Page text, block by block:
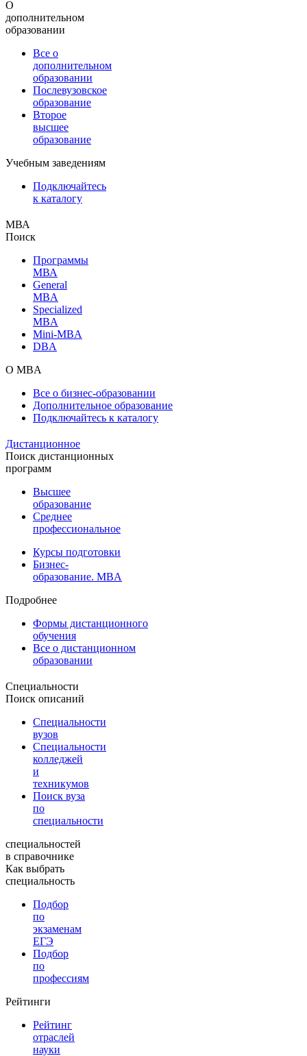
О
дополнительном
образовании
Все о
дополнительном
образовании
Послевузовское
образование
Второе
высшее
образование
Учебным заведениям
Подключайтесь
к каталогу
МВА
Поиск
Программы
МВА
General
MBA
Specialized
MBA
Mini-MBA
DBA
О MBA
Все о бизнес-образовании
Дополнительное образование
Подключайтесь к каталогу
Дистанционное
Поиск дистанционных
программ
Высшее
образование
Среднее
профессиональное
Курсы подготовки
Бизнес-
образование. MBA
Подробнее
Формы дистанционного
обучения
Все о дистанционном
образовании
Специальности
Поиск описаний
Специальности
вузов
Специальности
колледжей
и
техникумов
Поиск вуза
по
специальности
специальностей
в справочнике
Как выбрать
специальность
Подбор
по
экзаменам
ЕГЭ
Подбор
по
профессиям
Рейтинги
Рейтинг
отраслей
науки